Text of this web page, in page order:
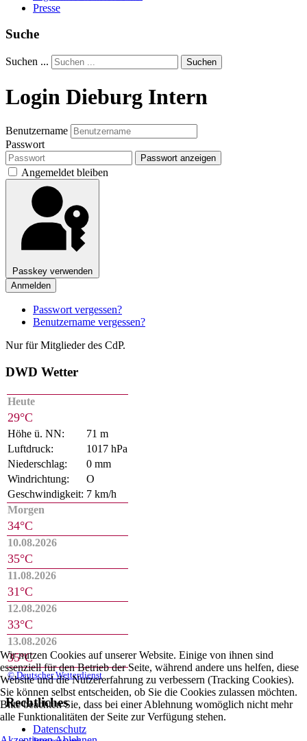
Presse
Suche
Suchen ... Suchen
Login Dieburg Intern
Benutzername
Passwort
Passwort anzeigen
Angemeldet bleiben
Passkey verwenden
Anmelden
Passwort vergessen?
Benutzername vergessen?
Nur für Mitglieder des CdP.
DWD Wetter
Heute
29°C
Höhe ü. NN:
71 m
Luftdruck:
1017 hPa
Niederschlag:
0 mm
Windrichtung:
O
Geschwindigkeit: 7 km/h
Morgen
34°C
10.08.2026
35°C
11.08.2026
31°C
12.08.2026
33°C
13.08.2026
35°C
© Deutscher Wetterdienst
Rechtliches
Datenschutz
Wir nutzen Cookies auf unserer Website. Einige von ihnen sind
essenziell für den Betrieb der Seite, während andere uns helfen, diese
Website und die Nutzererfahrung zu verbessern (Tracking Cookies).
Sie können selbst entscheiden, ob Sie die Cookies zulassen möchten.
Bitte beachten Sie, dass bei einer Ablehnung womöglich nicht mehr
alle Funktionalitäten der Seite zur Verfügung stehen.